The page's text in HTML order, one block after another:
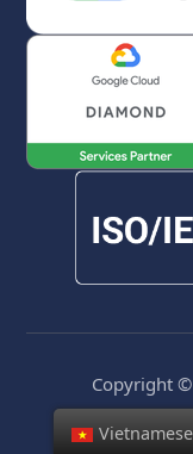
Copyright
Vietnamese